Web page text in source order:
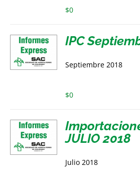
$0
IPC
Septiembre 2018
$0
JULIO 2018
Julio 2018